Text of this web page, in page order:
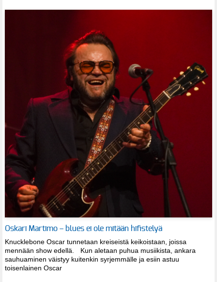
Oskari Martimo – blues ei ole mitään hifistelyä
Knucklebone Oscar tunnetaan kreiseistä keikoistaan, joissa
mennään show edellä. Kun aletaan puhua musiikista, ankara
sauhuaminen väistyy kuitenkin syrjemmälle ja esiin astuu
toisenlainen Oscar